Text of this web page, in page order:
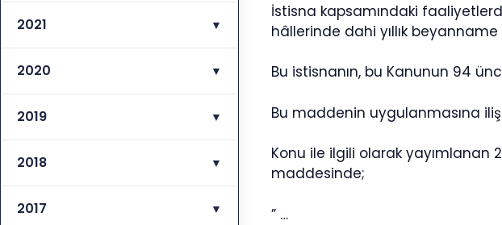
İstisna kapsamındaki
hâllerinde dahi yıllık beyanname
Bu istisnanın, bu Kanunun 94
Bu maddenin uygulanmasına
Konu ile ilgili olarak yayımlanan
maddesinde;
” …
2021 ▼
2020 ▼
2019 ▼
2018 ▼
2017 ▼